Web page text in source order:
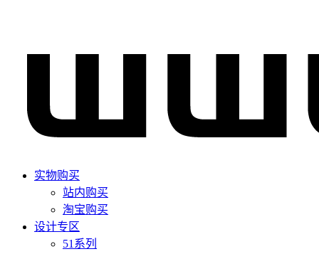
实物购买
站内购买
淘宝购买
设计专区
51系列